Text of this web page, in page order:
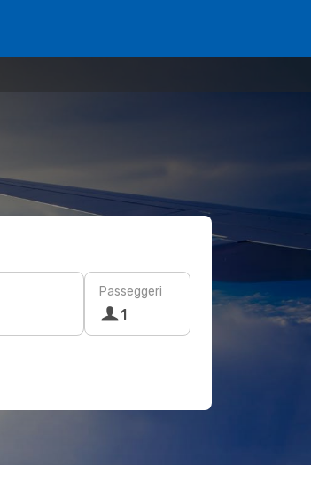
Passeggeri
1